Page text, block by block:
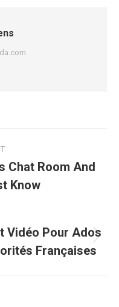
Chat Room And
Know
Vidéo Pour Ados
Françaises